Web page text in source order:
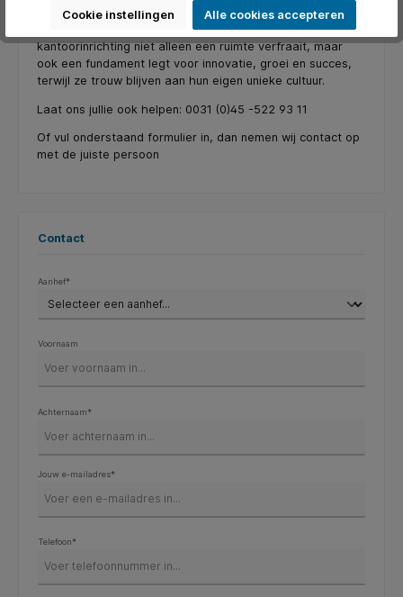
ging het MKB-bedrijf zelfverzekerd de toekomst
tegemoet. Ze hadden bewezen dat een doordachte
kantoorinrichting niet alleen een ruimte verfraait, maar
ook een fundament legt voor innovatie, groei en succes,
terwijl ze trouw blijven aan hun eigen unieke cultuur.
Laat ons jullie ook helpen: 0031 (0)45 -522 93 11
Of vul onderstaand formulier in, dan nemen wij contact op
met de juiste persoon
Contact
Aanhef*
Voornaam
Achternaam*
Jouw e-mailadres*
Telefoon*
Cookie instellingen Alle cookies accepteren